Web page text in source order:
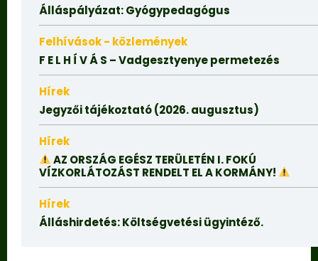
Álláspályázat: Gyógypedagógus
Felhívások - közlemények
F E L H Í V Á S – Vadgesztyenye permetezés
Hírek
Jegyzői tájékoztató (2026. augusztus)
Hírek
AZ ORSZÁG EGÉSZ TERÜLETÉN I. FOKÚ
VÍZKORLÁTOZÁST RENDELT EL A KORMÁNY!
Hírek
Álláshirdetés: Költségvetési ügyintéző.